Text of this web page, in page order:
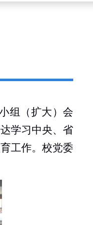
组（扩大）会
学习中央、省
工作。校党委